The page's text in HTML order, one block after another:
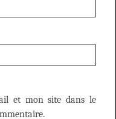
et mon site dans le